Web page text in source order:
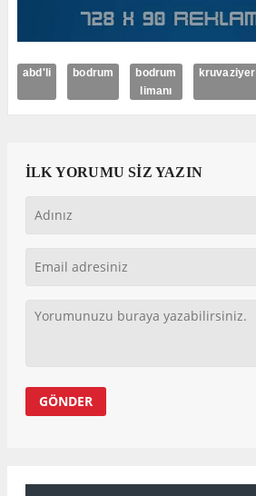
abd'li bodrum
bodrum
limanı
kruvaziyer
İLK YORUMU SİZ YAZIN